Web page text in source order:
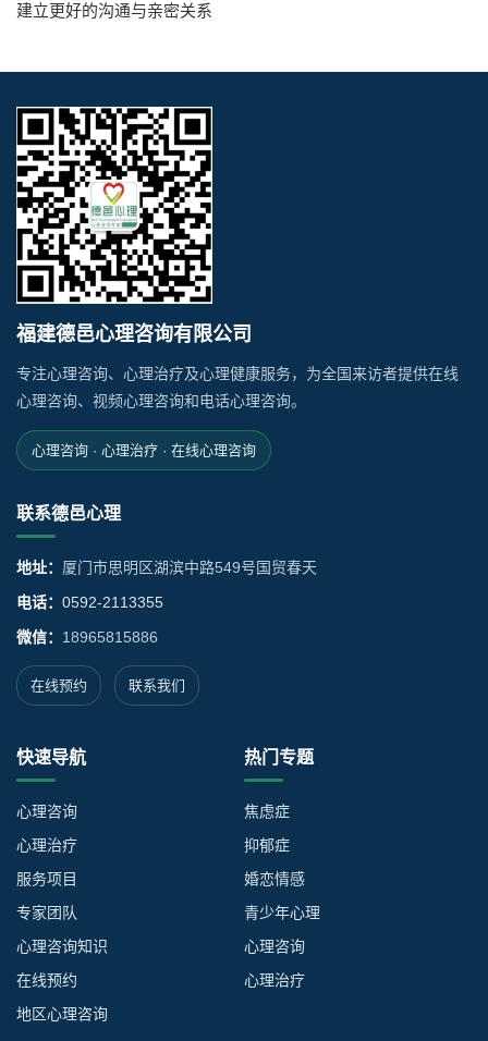
建立更好的沟通与亲密关系
福建德邑心理咨询有限公司
专注心理咨询、心理治疗及心理健康服务，为全国来访者提供在线
心理咨询、视频心理咨询和电话心理咨询。
心理咨询 · 心理治疗 · 在线心理咨询
联系德邑心理
地址： 厦门市思明区湖滨中路549号国贸春天
电话： 0592-2113355
微信： 18965815886
在线预约 联系我们
快速导航
心理咨询
心理治疗
服务项目
专家团队
心理咨询知识
在线预约
地区心理咨询
热门专题
焦虑症
抑郁症
婚恋情感
青少年心理
心理咨询
心理治疗